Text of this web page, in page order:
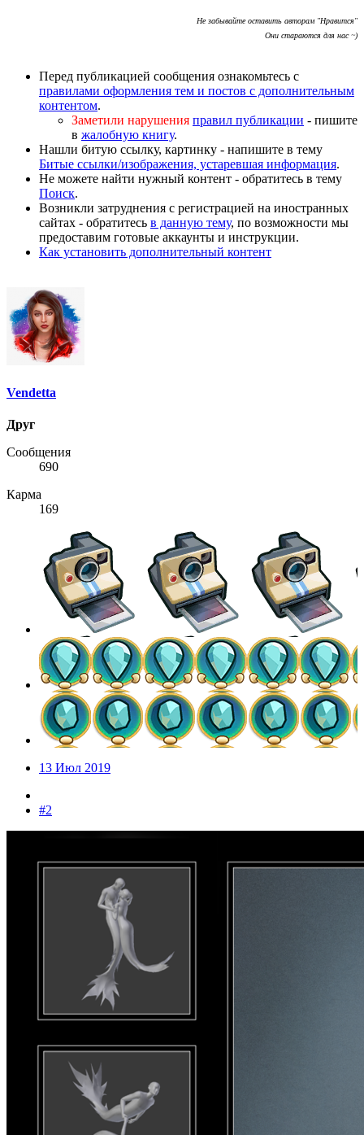
Не забывайте оставить авторам "Нравится"
Они стараются для нас ~)
Перед публикацией сообщения ознакомьтесь с
правилами оформления тем и постов с дополнительным
контентом.
Заметили нарушения правил публикации - пишите
в жалобную книгу.
Нашли битую ссылку, картинку - напишите в тему
Битые ссылки/изображения, устаревшая информация.
Не можете найти нужный контент - обратитесь в тему
Поиск.
Возникли затруднения с регистрацией на иностранных
сайтах - обратитесь в данную тему, по возможности мы
предоставим готовые аккаунты и инструкции.
Как установить дополнительный контент
Vendetta
Друг
Сообщения
690
Карма
169
13 Июл 2019
#2